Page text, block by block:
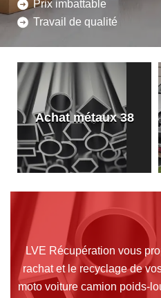
Prix imbattable
Travail de qualité
Achat métaux 38
LVE Récupération vous
rachat et le recyclage de
moto voiture camion poids-